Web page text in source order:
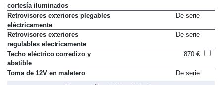
Parasoles con espejos de
cortesía iluminados
Retrovisores exteriores plegables
eléctricamente
Retrovisores exteriores
regulables electricamente
Techo eléctrico corredizo y
abatible